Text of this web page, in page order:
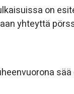
on
yhteyttä